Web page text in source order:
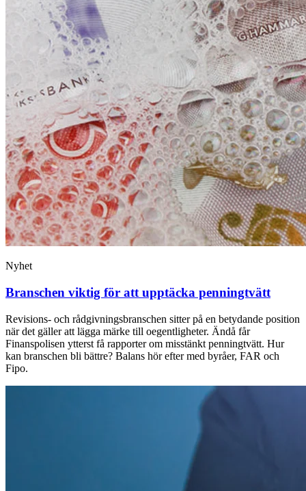
Nyhet
Branschen viktig för att upptäcka penningtvätt
Revisions- och rådgivningsbranschen sitter på en betydande position
när det gäller att lägga märke till oegentligheter. Ändå får
Finanspolisen ytterst få rapporter om misstänkt penningtvätt. Hur
kan branschen bli bättre? Balans hör efter med byråer, FAR och
Fipo.